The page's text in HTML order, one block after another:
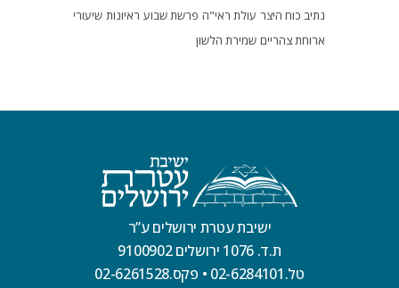
נתיב כוח היצר עולת ראי"ה פרשת שבוע ראיונות שיעורי
ארוחת צהריים שמירת הלשון
ישיבת עטרת ירושלים ע”ר
ת.ד. 1076 ירושלים 9100902
טל.02-6284101
• פקס.02-6261528